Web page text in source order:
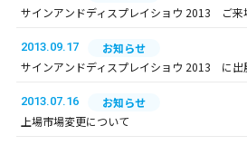
サインアンドディスプレイショウ 2013 ご来
2013.09.17
お知らせ
サインアンドディスプレイショウ 2013 に出
2013.07.16
お知らせ
上場市場変更について